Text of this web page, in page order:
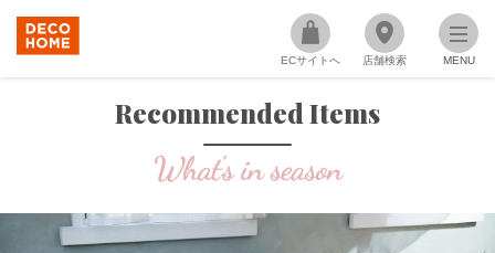
MENU
ECサイトへ 店舗検索
Recommended Items